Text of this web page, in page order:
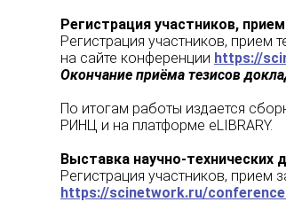
Регистрация участников,
Регистрация участников, прием
на сайте конференции https://
Окончание приёма тезисов
По итогам работы издается
РИНЦ и на платформе eLIBRARY.
Выставка научно-технических
Регистрация участников, прием
https://scinetwork.ru/